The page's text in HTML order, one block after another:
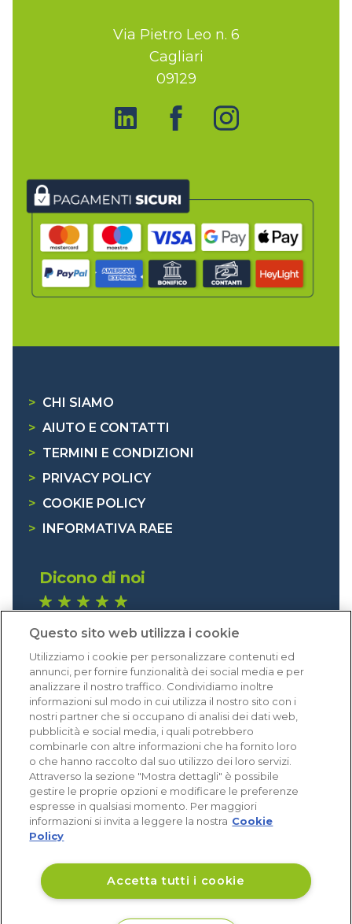
Via Pietro Leo n. 6
Cagliari
09129
> CHI SIAMO
> AIUTO E CONTATTI
> TERMINI E CONDIZIONI
>
PRIVACY POLICY
> COOKIE POLICY
>
INFORMATIVA RAEE
Dicono di noi
Eccellente (4,8)
Acquisti verificati
Questo sito web utilizza i cookie
Utilizziamo i cookie per personalizzare contenuti ed
annunci, per fornire funzionalità dei social media e per
analizzare il nostro traffico. Condividiamo inoltre
informazioni sul modo in cui utilizza il nostro sito con i
nostri partner che si occupano di analisi dei dati web,
pubblicità e social media, i quali potrebbero
combinarle con altre informazioni che ha fornito loro
o che hanno raccolto dal suo utilizzo dei loro servizi.
Attraverso la sezione "Mostra dettagli" è possibile
gestire le proprie opzioni e modificare le preferenze
espresse in qualsiasi momento. Per maggiori
informazioni si invita a leggere la nostra Cookie
Policy
Accetta tutti i cookie